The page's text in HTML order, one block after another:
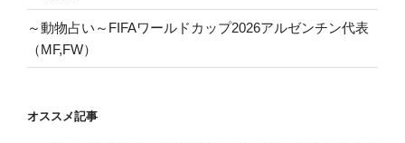
～動物占い～FIFAワールドカップ2026アルゼンチン代表
（MF,FW）
オススメ記事